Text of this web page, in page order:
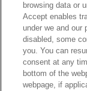
→Bwin
browsing data or
Accept enables
under we and our
disabled, some
you. You can
consent at any
bottom of the
webpage, if